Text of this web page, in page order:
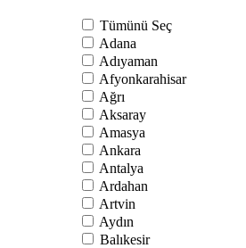
Tümünü Seç
Adana
Adıyaman
Afyonkarahisar
Ağrı
Aksaray
Amasya
Ankara
Antalya
Ardahan
Artvin
Aydın
Balıkesir